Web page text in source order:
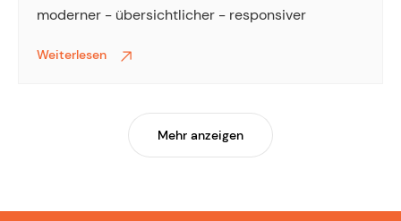
moderner - übersichtlicher - responsiver
Weiterlesen
Mehr anzeigen